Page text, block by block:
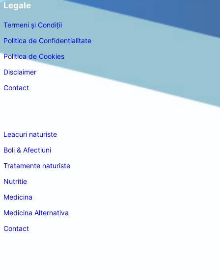
Legale
Termeni și Condiții
Politica de Confidențialitate
Politica de Cookies
Disclaimer
Contact
Leacuri naturiste
Boli & Afectiuni
Tratamente naturiste
Nutritie
Medicina
Medicina Alternativa
Contact